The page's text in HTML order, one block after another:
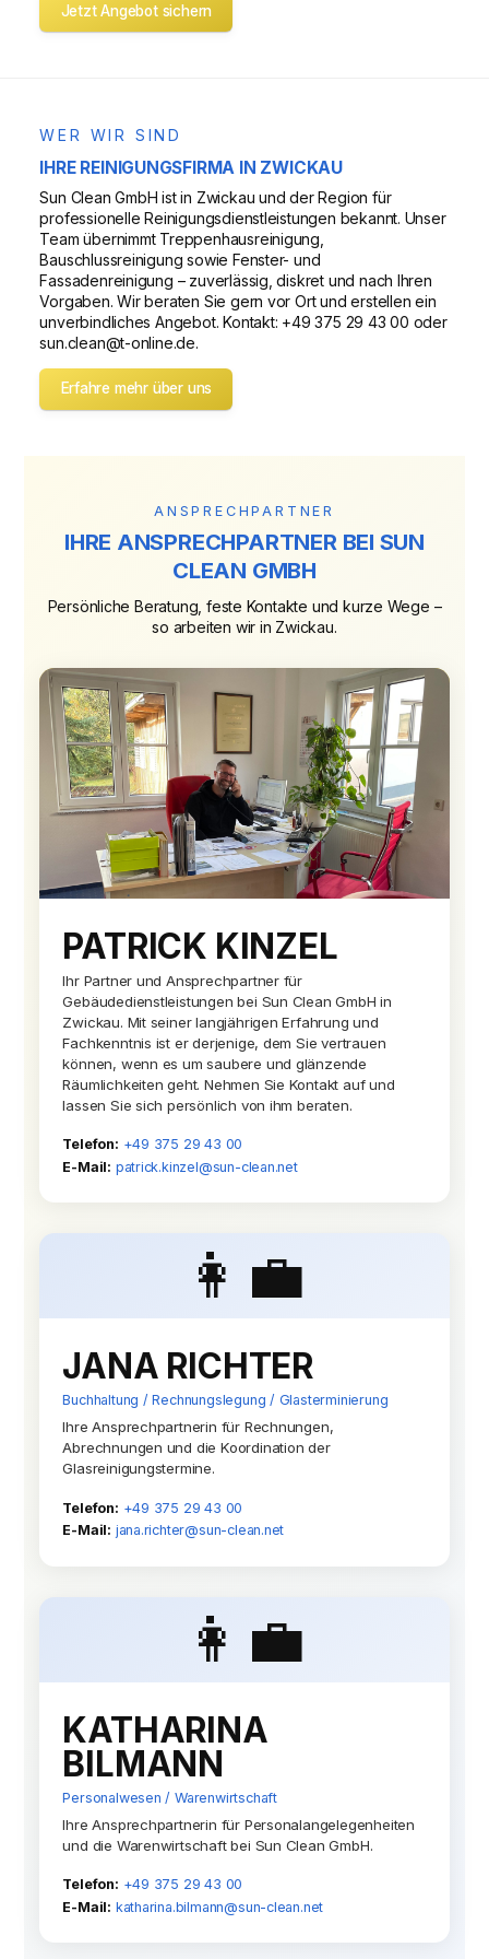
Jetzt Angebot sichern
WER WIR SIND
IHRE REINIGUNGSFIRMA IN ZWICKAU
Sun Clean GmbH ist in Zwickau und der Region für
professionelle Reinigungsdienstleistungen bekannt. Unser
Team übernimmt Treppenhausreinigung,
Bauschlussreinigung sowie Fenster- und
Fassadenreinigung – zuverlässig, diskret und nach Ihren
Vorgaben. Wir beraten Sie gern vor Ort und erstellen ein
unverbindliches Angebot. Kontakt: +49 375 29 43 00 oder
sun.clean@t-online.de.
Erfahre mehr über uns
ANSPRECHPARTNER
IHRE ANSPRECHPARTNER BEI SUN
CLEAN GMBH
Persönliche Beratung, feste Kontakte und kurze Wege –
so arbeiten wir in Zwickau.
PATRICK KINZEL
Ihr Partner und Ansprechpartner für
Gebäudedienstleistungen bei Sun Clean GmbH in
Zwickau. Mit seiner langjährigen Erfahrung und
Fachkenntnis ist er derjenige, dem Sie vertrauen
können, wenn es um saubere und glänzende
Räumlichkeiten geht. Nehmen Sie Kontakt auf und
lassen Sie sich persönlich von ihm beraten.
Telefon: +49 375 29 43 00
E-Mail: patrick.kinzel@sun-clean.net
👩‍💼
JANA RICHTER
Buchhaltung / Rechnungslegung / Glasterminierung
Ihre Ansprechpartnerin für Rechnungen,
Abrechnungen und die Koordination der
Glasreinigungstermine.
Telefon: +49 375 29 43 00
E-Mail: jana.richter@sun-clean.net
👩‍💼
KATHARINA
BILMANN
Personalwesen / Warenwirtschaft
Ihre Ansprechpartnerin für Personalangelegenheiten
und die Warenwirtschaft bei Sun Clean GmbH.
Telefon: +49 375 29 43 00
E-Mail: katharina.bilmann@sun-clean.net